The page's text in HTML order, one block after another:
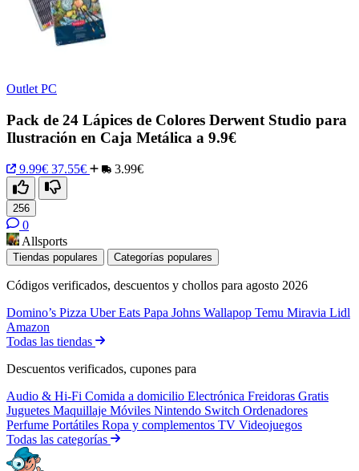
Outlet PC
Pack de 24 Lápices de Colores Derwent Studio para
Ilustración en Caja Metálica a 9.9€
9.99€ 37.55€ 3.99€
256
0
Allsports
Tiendas populares Categorías populares
Códigos verificados, descuentos y chollos para agosto 2026
Domino’s Pizza Uber Eats Papa Johns Wallapop Temu Miravia Lidl
Amazon
Todas las tiendas
Descuentos verificados, cupones para
Audio & Hi-Fi Comida a domicilio Electrónica Freidoras Gratis
Juguetes Maquillaje Móviles Nintendo Switch Ordenadores
Perfume Portátiles Ropa y complementos TV Videojuegos
Todas las categorías